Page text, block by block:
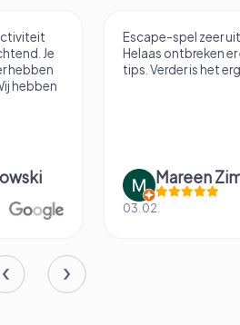
Escape-spel zeer uitdagend.
Helaas ontbreken er een paar
tips. Verder is het erg leuk.
Mareen